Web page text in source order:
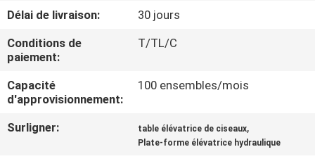
CONTRÔLE
DE
LA
QUALITÉ
NOUS
Délai de livraison:
30 jours
Conditions de
paiement:
T/TL/C
Capacité
d'approvisionnement:
100 ensembles/mois
Surligner: table élévatrice de ciseaux,
Plate-forme élévatrice hydraulique